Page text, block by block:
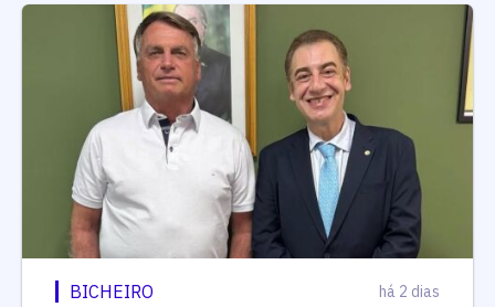
BICHEIRO há 2 dias